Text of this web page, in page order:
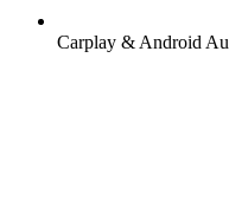
Carplay & Android